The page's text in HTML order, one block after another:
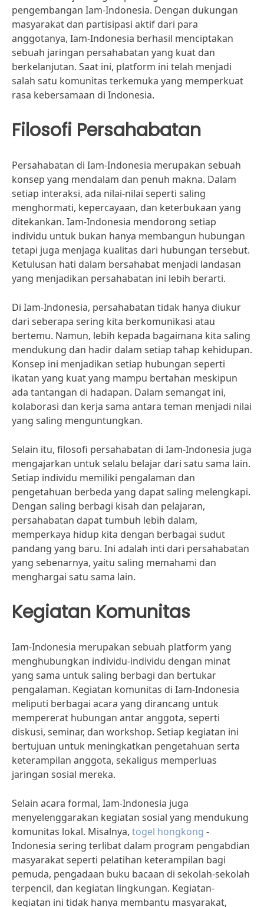
pengembangan Iam-Indonesia. Dengan dukungan
masyarakat dan partisipasi aktif dari para
anggotanya, Iam-Indonesia berhasil menciptakan
sebuah jaringan persahabatan yang kuat dan
berkelanjutan. Saat ini, platform ini telah menjadi
salah satu komunitas terkemuka yang memperkuat
rasa kebersamaan di Indonesia.
Filosofi Persahabatan
Persahabatan di Iam-Indonesia merupakan sebuah
konsep yang mendalam dan penuh makna. Dalam
setiap interaksi, ada nilai-nilai seperti saling
menghormati, kepercayaan, dan keterbukaan yang
ditekankan. Iam-Indonesia mendorong setiap
individu untuk bukan hanya membangun hubungan
tetapi juga menjaga kualitas dari hubungan tersebut.
Ketulusan hati dalam bersahabat menjadi landasan
yang menjadikan persahabatan ini lebih berarti.
Di Iam-Indonesia, persahabatan tidak hanya diukur
dari seberapa sering kita berkomunikasi atau
bertemu. Namun, lebih kepada bagaimana kita saling
mendukung dan hadir dalam setiap tahap kehidupan.
Konsep ini menjadikan setiap hubungan seperti
ikatan yang kuat yang mampu bertahan meskipun
ada tantangan di hadapan. Dalam semangat ini,
kolaborasi dan kerja sama antara teman menjadi nilai
yang saling menguntungkan.
Selain itu, filosofi persahabatan di Iam-Indonesia juga
mengajarkan untuk selalu belajar dari satu sama lain.
Setiap individu memiliki pengalaman dan
pengetahuan berbeda yang dapat saling melengkapi.
Dengan saling berbagi kisah dan pelajaran,
persahabatan dapat tumbuh lebih dalam,
memperkaya hidup kita dengan berbagai sudut
pandang yang baru. Ini adalah inti dari persahabatan
yang sebenarnya, yaitu saling memahami dan
menghargai satu sama lain.
Kegiatan Komunitas
Iam-Indonesia merupakan sebuah platform yang
menghubungkan individu-individu dengan minat
yang sama untuk saling berbagi dan bertukar
pengalaman. Kegiatan komunitas di Iam-Indonesia
meliputi berbagai acara yang dirancang untuk
mempererat hubungan antar anggota, seperti
diskusi, seminar, dan workshop. Setiap kegiatan ini
bertujuan untuk meningkatkan pengetahuan serta
keterampilan anggota, sekaligus memperluas
jaringan sosial mereka.
Selain acara formal, Iam-Indonesia juga
menyelenggarakan kegiatan sosial yang mendukung
komunitas lokal. Misalnya, togel hongkong -
Indonesia sering terlibat dalam program pengabdian
masyarakat seperti pelatihan keterampilan bagi
pemuda, pengadaan buku bacaan di sekolah-sekolah
terpencil, dan kegiatan lingkungan. Kegiatan-
kegiatan ini tidak hanya membantu masyarakat,